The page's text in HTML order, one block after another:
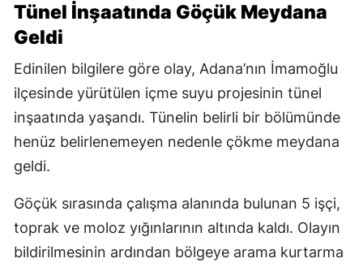
Tünel İnşaatında Göçük Meydana
Geldi
Edinilen bilgilere göre olay, Adana’nın İmamoğlu
ilçesinde yürütülen içme suyu projesinin tünel
inşaatında yaşandı. Tünelin belirli bir bölümünde
henüz belirlenemeyen nedenle çökme meydana
geldi.
Göçük sırasında çalışma alanında bulunan 5 işçi,
toprak ve moloz yığınlarının altında kaldı. Olayın
bildirilmesinin ardından bölgeye arama kurtarma